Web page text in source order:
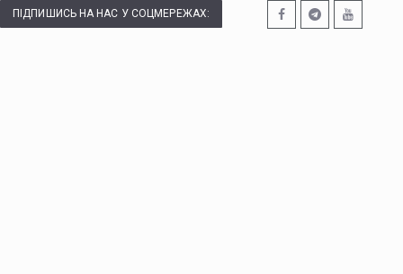
ПІДПИШИСЬ НА НАС У СОЦМЕРЕЖАХ: